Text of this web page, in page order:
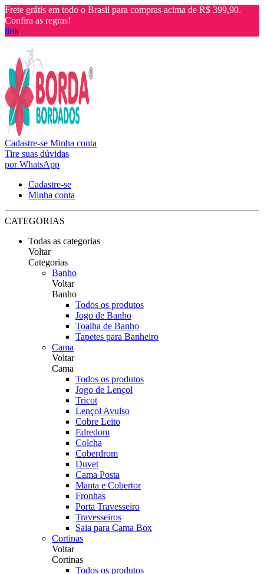
Frete grátis em todo o Brasil para compras acima de R$ 399,90.
Confira as regras!
link
Cadastre-se Minha conta
Tire suas dúvidas
por WhatsApp
Cadastre-se
Minha conta
CATEGORIAS
Todas as categorias
Voltar
Categorias
Banho
Voltar
Banho
Todos os produtos
Jogo de Banho
Toalha de Banho
Tapetes para Banheiro
Cama
Voltar
Cama
Todos os produtos
Jogo de Lençol
Tricot
Lençol Avulso
Cobre Leito
Edredom
Colcha
Coberdrom
Duvet
Cama Posta
Manta e Cobertor
Fronhas
Porta Travesseiro
Travesseiros
Saia para Cama Box
Cortinas
Voltar
Cortinas
Todos os produtos